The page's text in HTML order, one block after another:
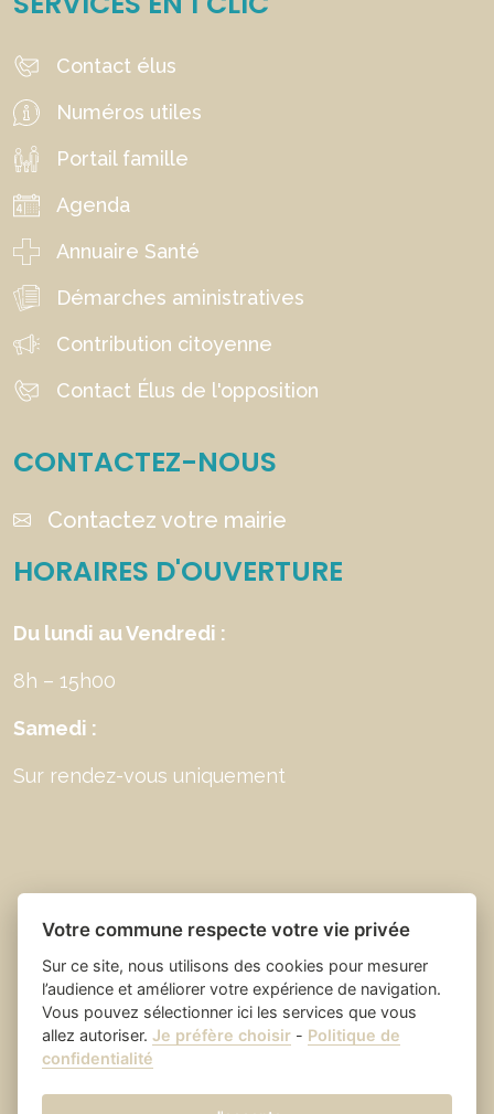
Contact élus
Numéros utiles
Portail famille
Agenda
Annuaire Santé
Démarches aministratives
Contribution citoyenne
Contact Élus de l'opposition
CONTACTEZ-NOUS
Contactez votre mairie
HORAIRES D'OUVERTURE
Du lundi au Vendredi :
8h – 15h00
Samedi :
Sur rendez-vous uniquement
Place du village la solution web
et appli des collectivités
- Saint Laurent
Mentions légales-- Gestion des cookies
Votre commune respecte votre vie privée
Sur ce site, nous utilisons des cookies pour mesurer
l’audience et améliorer votre expérience de navigation.
Vous pouvez sélectionner ici les services que vous
allez autoriser.Je préfère choisir - Politique de
confidentialité